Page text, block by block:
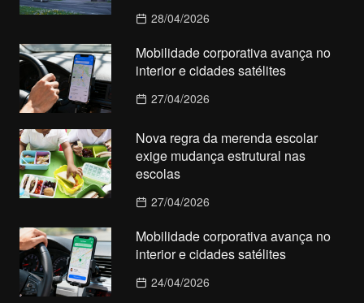
28/04/2026
Mobilidade corporativa avança no
interior e cidades satélites
27/04/2026
Nova regra da merenda escolar
exige mudança estrutural nas
escolas
27/04/2026
Mobilidade corporativa avança no
interior e cidades satélites
24/04/2026